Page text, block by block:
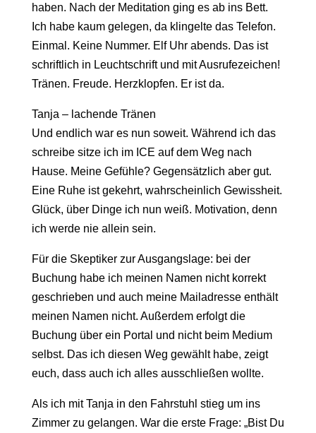
haben. Nach der Meditation ging es ab ins Bett.
Ich habe kaum gelegen, da klingelte das Telefon.
Einmal. Keine Nummer. Elf Uhr abends. Das ist
schriftlich in Leuchtschrift und mit Ausrufezeichen!
Tränen. Freude. Herzklopfen. Er ist da.
Tanja – lachende Tränen
Und endlich war es nun soweit. Während ich das
schreibe sitze ich im ICE auf dem Weg nach
Hause. Meine Gefühle? Gegensätzlich aber gut.
Eine Ruhe ist gekehrt, wahrscheinlich Gewissheit.
Glück, über Dinge ich nun weiß. Motivation, denn
ich werde nie allein sein.
Für die Skeptiker zur Ausgangslage: bei der
Buchung habe ich meinen Namen nicht korrekt
geschrieben und auch meine Mailadresse enthält
meinen Namen nicht. Außerdem erfolgt die
Buchung über ein Portal und nicht beim Medium
selbst. Das ich diesen Weg gewählt habe, zeigt
euch, dass auch ich alles ausschließen wollte.
Als ich mit Tanja in den Fahrstuhl stieg um ins
Zimmer zu gelangen. War die erste Frage: „Bist Du